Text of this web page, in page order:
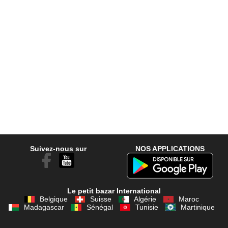
Suivez-nous sur NOS APPLICATIONS
Le petit bazar International
Belgique
Suisse Algérie
Maroc
Madagascar
Sénégal Tunisie Martinique